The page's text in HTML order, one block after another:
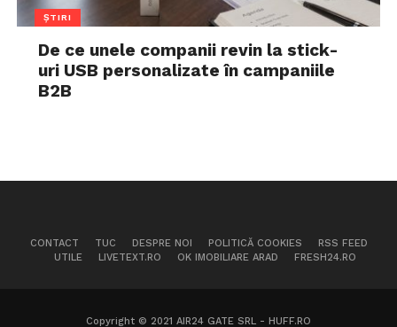
ȘTIRI
De ce unele companii revin la stick-
uri USB personalizate în campaniile
B2B
CONTACT TUC DESPRE NOI POLITICĂ COOKIES
RSS FEED
UTILE
LIVETEXT.RO OK IMOBILIARE ARAD FRESH24.RO
Copyright © 2021 AIR24 GATE SRL - HUFF.RO